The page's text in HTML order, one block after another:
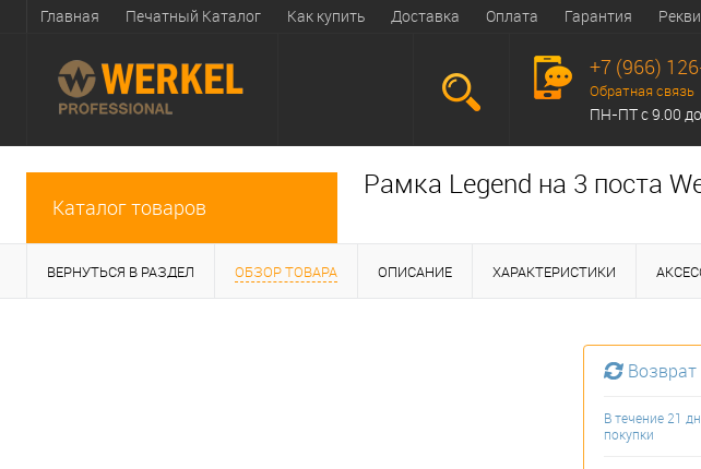
Главная Печатный Каталог Как купить Доставка Оплата Гарантия
+7 (966)
Обратная связь
ПН-ПТ с 9.00
Каталог товаров
Рамка Legend на 3 поста
ВЕРНУТЬСЯ В РАЗДЕЛ ОБЗОР ТОВАРА ОПИСАНИЕ ХАРАКТЕРИСТИКИ
В течение 21
покупки